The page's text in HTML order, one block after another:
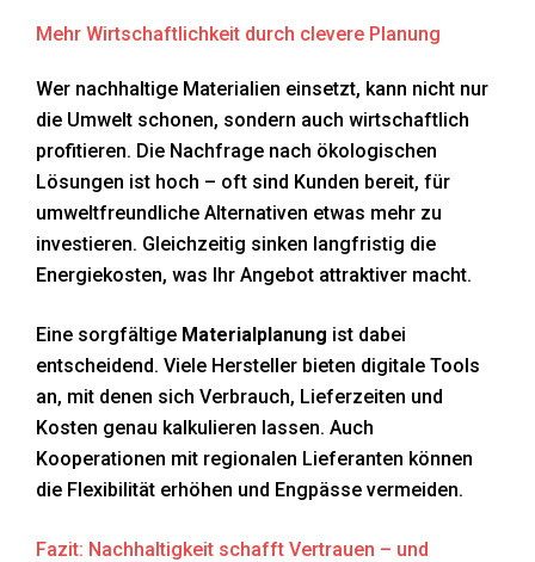
Mehr Wirtschaftlichkeit durch clevere Planung
Wer nachhaltige Materialien einsetzt, kann nicht nur
die Umwelt schonen, sondern auch wirtschaftlich
profitieren. Die Nachfrage nach ökologischen
Lösungen ist hoch – oft sind Kunden bereit, für
umweltfreundliche Alternativen etwas mehr zu
investieren. Gleichzeitig sinken langfristig die
Energiekosten, was Ihr Angebot attraktiver macht.
Eine sorgfältige Materialplanung ist dabei
entscheidend. Viele Hersteller bieten digitale Tools
an, mit denen sich Verbrauch, Lieferzeiten und
Kosten genau kalkulieren lassen. Auch
Kooperationen mit regionalen Lieferanten können
die Flexibilität erhöhen und Engpässe vermeiden.
Fazit: Nachhaltigkeit schafft Vertrauen – und